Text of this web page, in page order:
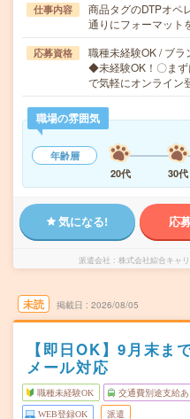
仕事内容
商品タグのDTPオペ
通りにフォーマット
応募資格
職種未経験OK / ブ
◆未経験OK！〇まず
で気軽にオンライ
職場の雰囲気
年齢層
20代
30代
気になる! 応
派遣会社 株式会社綜合キャ
未読 掲載日 2026/08/05
【即日OK】9月末ま
メール対応
職種未経験OK 交通費別途支給あ
WEB登録OK 派遣